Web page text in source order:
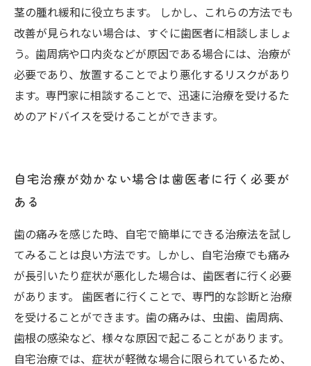
茎の腫れ緩和に役立ちます。 しかし、これらの方法でも
改善が見られない場合は、すぐに歯医者に相談しましょ
う。歯周病や口内炎などが原因である場合には、治療が
必要であり、放置することでより悪化するリスクがあり
ます。専門家に相談することで、迅速に治療を受けるた
めのアドバイスを受けることができます。
自宅治療が効かない場合は歯医者に行く必要が
ある
歯の痛みを感じた時、自宅で簡単にできる治療法を試し
てみることは良い方法です。しかし、自宅治療でも痛み
が長引いたり症状が悪化した場合は、歯医者に行く必要
があります。 歯医者に行くことで、専門的な診断と治療
を受けることができます。歯の痛みは、虫歯、歯周病、
歯根の感染など、様々な原因で起こることがあります。
自宅治療では、症状が軽微な場合に限られているため、